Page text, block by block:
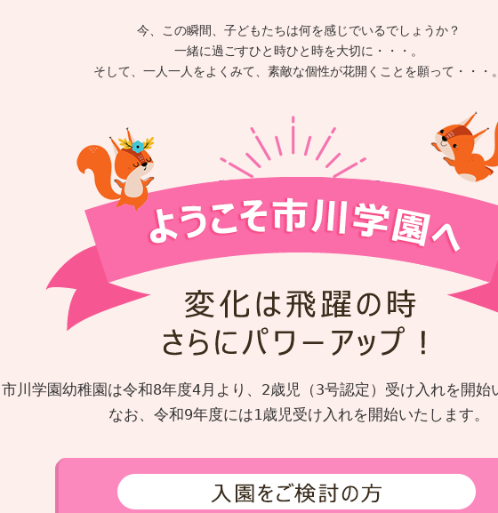
今、この瞬間、子どもたちは何を感じでいるでしょうか？
一緒に過ごすひと時ひと時を大切に・・・。
そして、一人一人をよくみて、素敵な個性が花開くことを願って・・・
市川学園幼稚園は令和8年度4月より、2歳児（3号認定）受け入れを開始
なお、令和9年度には1歳児受け入れを開始いたします。